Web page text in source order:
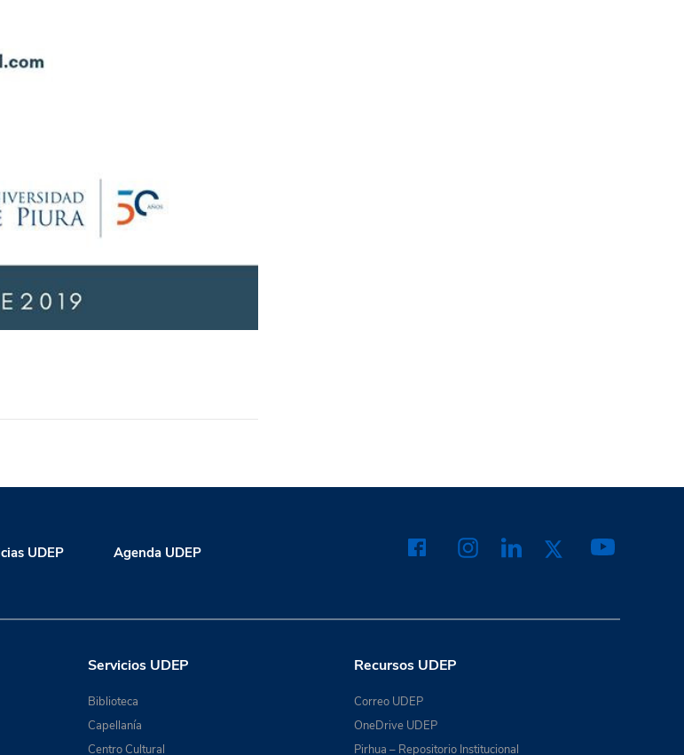
UDEP Agenda UDEP
Servicios UDEP
Biblioteca
Capellanía
Centro Cultural
Recursos UDEP
Correo UDEP
OneDrive UDEP
Pirhua – Repositorio Institucional